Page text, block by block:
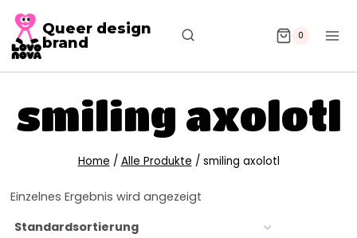
Queer design
brand
0
smiling axolotl
Home / Alle Produkte / smiling axolotl
Einzelnes Ergebnis wird angezeigt